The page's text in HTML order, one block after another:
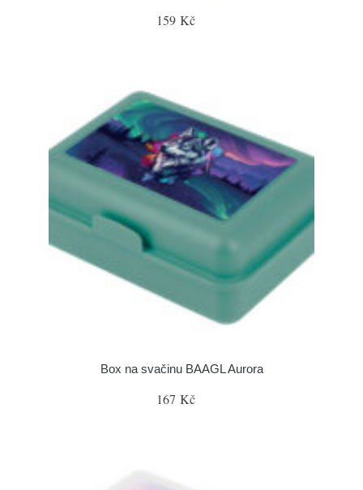
159 Kč
Box na svačinu BAAGL Aurora
167 Kč